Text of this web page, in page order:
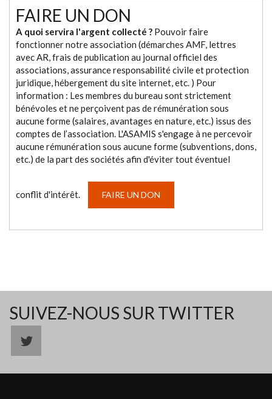
FAIRE UN DON
A quoi servira l'argent collecté ? Pouvoir faire
fonctionner notre association (démarches AMF, lettres
avec AR, frais de publication au journal officiel des
associations, assurance responsabilité civile et protection
juridique, hébergement du site internet, etc. ) Pour
information : Les membres du bureau sont strictement
bénévoles et ne perçoivent pas de rémunération sous
aucune forme (salaires, avantages en nature, etc.) issus des
comptes de l’association. L'ASAMIS s'engage à ne percevoir
aucune rémunération sous aucune forme (subventions, dons,
etc.) de la part des sociétés afin d'éviter tout éventuel
conflit d'intérêt. FAIRE UN DON
SUIVEZ-NOUS SUR TWITTER